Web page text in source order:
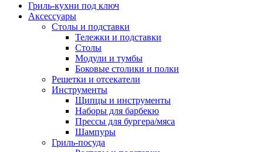
Гриль-кухни под ключ
Аксессуары
Столы и подставки
Тележки и подставки
Столы
Модули и тумбы
Боковые столики и полки
Решетки и отсекатели
Инструменты
Щипцы и инструменты
Наборы для барбекю
Прессы для бургера/мяса
Шампуры
Гриль-посуда